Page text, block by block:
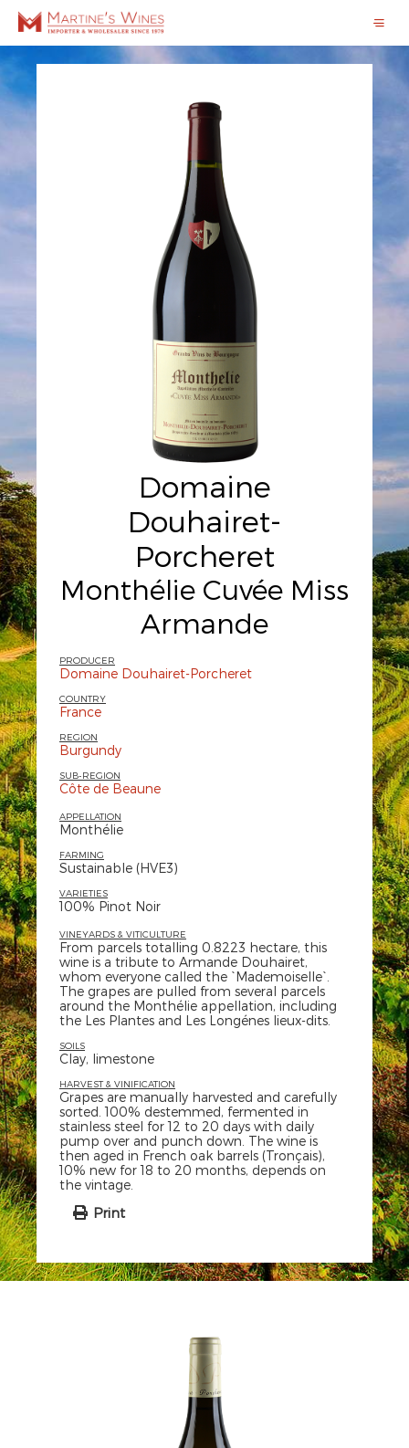
Domaine
Douhairet-
Porcheret
Monthélie Cuvée Miss
Armande
PRODUCER
Domaine Douhairet-Porcheret
COUNTRY
France
REGION
Burgundy
SUB-REGION
Côte de Beaune
APPELLATION
Monthélie
FARMING
Sustainable (HVE3)
VARIETIES
100% Pinot Noir
VINEYARDS & VITICULTURE
From parcels totalling 0.8223 hectare, this
wine is a tribute to Armande Douhairet,
whom everyone called the `Mademoiselle`.
The grapes are pulled from several parcels
around the Monthélie appellation, including
the Les Plantes and Les Longénes lieux-dits.
SOILS
Clay, limestone
HARVEST & VINIFICATION
Grapes are manually harvested and carefully
sorted. 100% destemmed, fermented in
stainless steel for 12 to 20 days with daily
pump over and punch down. The wine is
then aged in French oak barrels (Tronçais),
10% new for 18 to 20 months, depends on
the vintage.
Print